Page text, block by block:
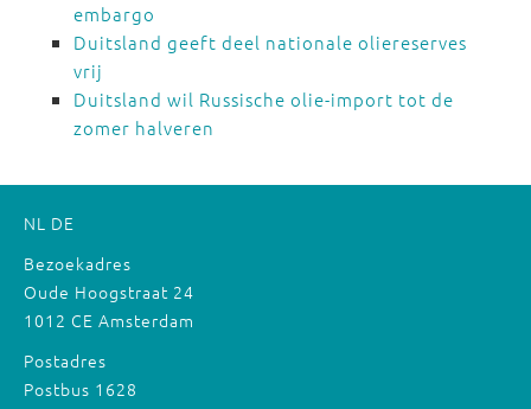
embargo
Duitsland geeft deel nationale oliereserves
vrij
Duitsland wil Russische olie-import tot de
zomer halveren
NL DE
Bezoekadres
Oude Hoogstraat 24
1012 CE Amsterdam
Postadres
Postbus 1628